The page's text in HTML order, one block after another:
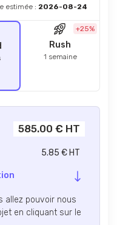
estimée : 2026-08-24
+25%
Rush
1 semaine
585.00 € HT
5.85 € HT
allez pouvoir nous
en cliquant sur le